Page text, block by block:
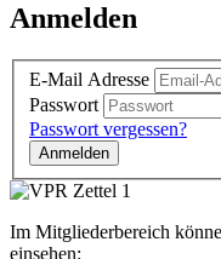
Anmelden
E-Mail Adresse
Passwort
Passwort vergessen?
Im Mitgliederbereich
einsehen: